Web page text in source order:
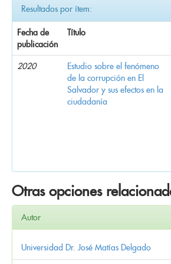
Resultados por ítem:
Fecha de
publicación
Título
2020
Estudio sobre el fenómeno
de la corrupción en El
Salvador y sus efectos en la
ciudadanía
Otras opciones
Autor
Universidad Dr. José Matías Delgado